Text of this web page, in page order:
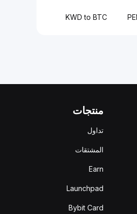
KWD to BTC
منتجات
تداول
المشتقات
Earn
Launchpad
Bybit Card